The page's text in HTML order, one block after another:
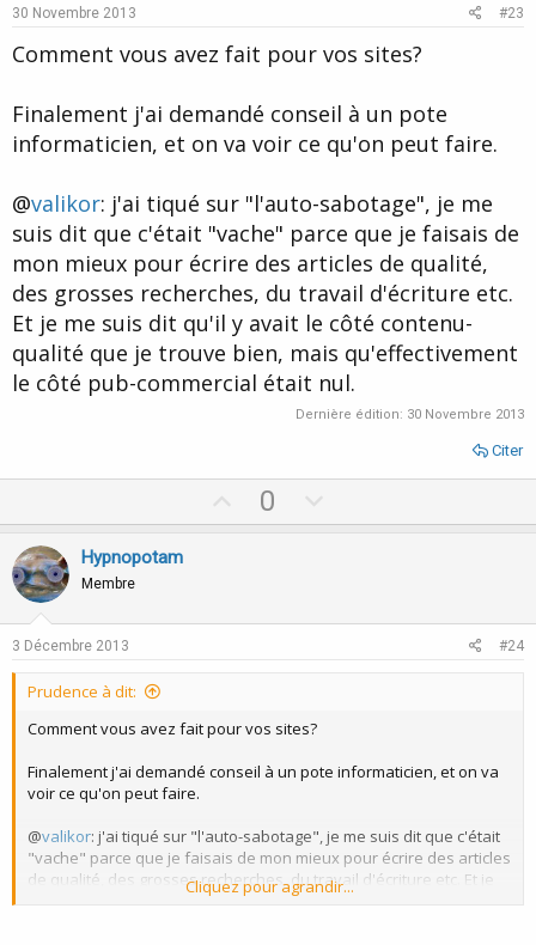
e
30 Novembre 2013 #23
Comment vous avez fait pour vos sites?
Finalement j'ai demandé conseil à un pote
informaticien, et on va voir ce qu'on peut faire.
@valikor: j'ai tiqué sur "l'auto-sabotage", je me
suis dit que c'était "vache" parce que je faisais de
mon mieux pour écrire des articles de qualité,
des grosses recherches, du travail d'écriture etc.
Et je me suis dit qu'il y avait le côté contenu-
qualité que je trouve bien, mais qu'effectivement
le côté pub-commercial était nul.
Dernière édition: 30 Novembre 2013
Citer
p
t
0
o
v
Hypnopotam
Membre
3 Décembre 2013 #24
Prudence à dit:
Comment vous avez fait pour vos sites?
Finalement j'ai demandé conseil à un pote informaticien, et on va
voir ce qu'on peut faire.
@valikor: j'ai tiqué sur "l'auto-sabotage", je me suis dit que c'était
"vache" parce que je faisais de mon mieux pour écrire des articles
de qualité, des grosses recherches, du travail d'écriture etc. Et je
me suis dit qu'il y avait le côté contenu-qualité que je trouve bien,
Cliquez pour agrandir...